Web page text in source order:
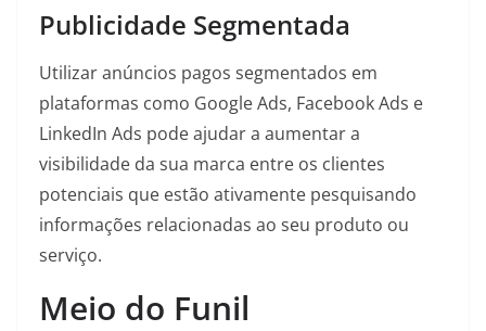
Publicidade Segmentada
Utilizar anúncios pagos segmentados em
plataformas como Google Ads, Facebook Ads e
LinkedIn Ads pode ajudar a aumentar a
visibilidade da sua marca entre os clientes
potenciais que estão ativamente pesquisando
informações relacionadas ao seu produto ou
serviço.
Meio do Funil